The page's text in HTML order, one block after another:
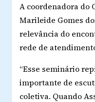
A coordenadora do
Marileide Gomes
relevância do
rede de
“Esse seminário
importante de
coletiva. Quando